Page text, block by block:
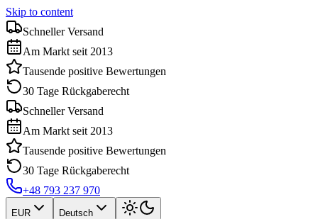
Skip to content
Schneller Versand
Am Markt seit 2013
Tausende positive Bewertungen
30 Tage Rückgaberecht
Schneller Versand
Am Markt seit 2013
Tausende positive Bewertungen
30 Tage Rückgaberecht
+48 793 237 970
EUR Deutsch